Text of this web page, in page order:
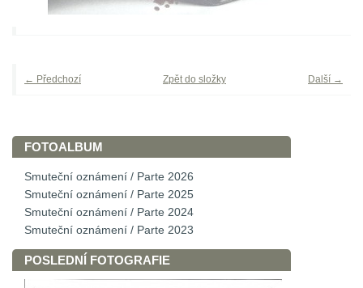
← Předchozí Další →
Zpět do složky
FOTOALBUM
Smuteční oznámení / Parte 2026
Smuteční oznámení / Parte 2025
Smuteční oznámení / Parte 2024
Smuteční oznámení / Parte 2023
POSLEDNÍ FOTOGRAFIE